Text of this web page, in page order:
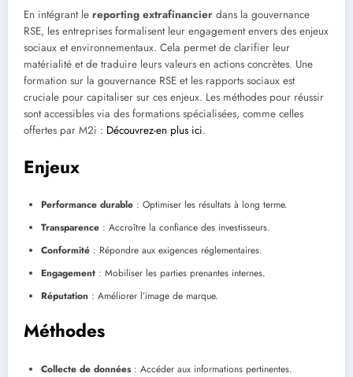
En intégrant le reporting extrafinancier dans la gouvernance
RSE, les entreprises formalisent leur engagement envers des enjeux
sociaux et environnementaux. Cela permet de clarifier leur
matérialité et de traduire leurs valeurs en actions concrètes. Une
formation sur la gouvernance RSE et les rapports sociaux est
cruciale pour capitaliser sur ces enjeux. Les méthodes pour réussir
sont accessibles via des formations spécialisées, comme celles
offertes par M2i : Découvrez-en plus ici.
Enjeux
Performance durable : Optimiser les résultats à long terme.
Transparence : Accroître la confiance des investisseurs.
Conformité : Répondre aux exigences réglementaires.
Engagement : Mobiliser les parties prenantes internes.
Réputation : Améliorer l’image de marque.
Méthodes
Collecte de données: Accéder aux informations pertinentes.